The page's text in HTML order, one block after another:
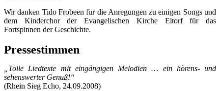
Wir danken Tido Frobeen für die Anregungen zu einigen Songs und
dem Kinderchor der Evangelischen Kirche Eitorf für das
Fortspinnen der Geschichte.
Pressestimmen
„Tolle Liedtexte mit eingängigen Melodien … ein hörens- und
sehenswerter Genuß!“
(Rhein Sieg Echo, 24.09.2008)